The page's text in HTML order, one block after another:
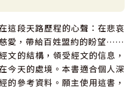
這段天路歷程的心聲：在悲哀
愛，帶給百姓盟約的盼望……
文的結構，領受經文的信息，
今天的處境。本書適合個人深
的參考資料。願主使用這書，